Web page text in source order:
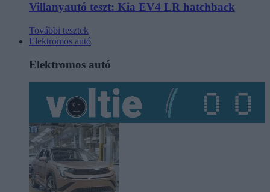
Villanyautó teszt: Kia EV4 LR hatchback
További tesztek
Elektromos autó
Elektromos autó